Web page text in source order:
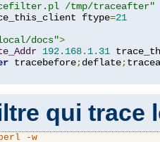
/tmp/traceafter"
ftype=21
docs">
192.168. 1.31
tracebefore;deflate;
qui trace
-w